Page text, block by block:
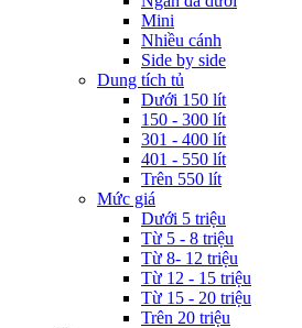
Mini
Nhiều cánh
Side by side
Dung tích tủ
Dưới 150 lít
150 - 300 lít
301 - 400 lít
401 - 550 lít
Trên 550 lít
Mức giá
Dưới 5 triệu
Từ 5 - 8 triệu
Từ 8- 12 triệu
Từ 12 - 15 triệu
Từ 15 - 20 triệu
Trên 20 triệu